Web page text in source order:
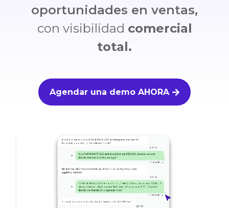
oportunidades en ventas,
con visibilidad comercial
total.
Agendar una demo AHORA